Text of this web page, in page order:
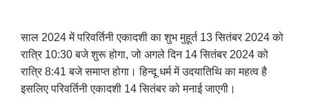
साल 2024 में परिवर्तिनी एकादशी का शुभ मुहूर्त 13 सितंबर 2024 को
रात्रि 10:30 बजे शुरू होगा, जो अगले दिन 14 सितंबर 2024 को
रात्रि 8:41 बजे समाप्त होगा। हिन्दू धर्म में उदयातिथि का महत्व है
इसलिए परिवर्तिनी एकादशी 14 सितंबर को मनाई जाएगी।